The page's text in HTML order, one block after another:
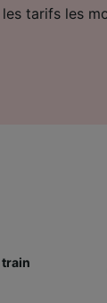
tarifs les
train